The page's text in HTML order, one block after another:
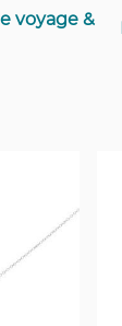
voyage &